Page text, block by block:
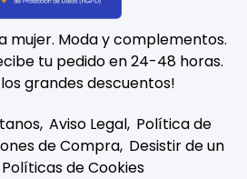
mujer. Moda y complementos.
tu pedido en 24-48 horas.
grandes descuentos!
Aviso Legal Política de
de Compra Desistir de un
Políticas de Cookies